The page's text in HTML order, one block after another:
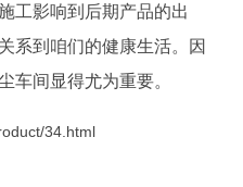
工影响到后期产品的出
系到咱们的健康生活。因
车间显得尤为重要。
34.html